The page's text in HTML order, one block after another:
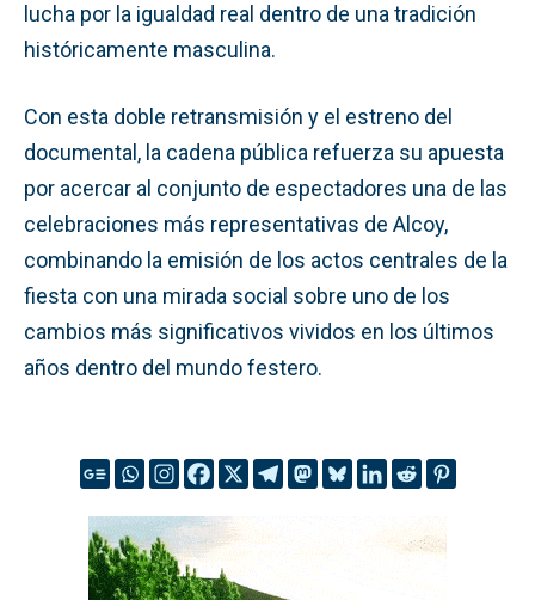
lucha por la igualdad real dentro de una tradición
históricamente masculina.
Con esta doble retransmisión y el estreno del
documental, la cadena pública refuerza su apuesta
por acercar al conjunto de espectadores una de las
celebraciones más representativas de Alcoy,
combinando la emisión de los actos centrales de la
fiesta con una mirada social sobre uno de los
cambios más significativos vividos en los últimos
años dentro del mundo festero.